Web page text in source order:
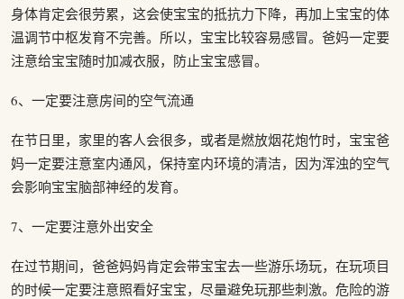
身体肯定会很劳累，这会使宝宝的抵抗力下降，再加上宝宝的体
温调节中枢发育不完善。所以，宝宝比较容易感冒。爸妈一定要
注意给宝宝随时加减衣服，防止宝宝感冒。
6、一定要注意房间的空气流通
在节日里，家里的客人会很多，或者是燃放烟花炮竹时，宝宝爸
妈一定要注意室内通风，保持室内环境的清洁，因为浑浊的空气
会影响宝宝脑部神经的发育。
7、一定要注意外出安全
在过节期间，爸爸妈妈肯定会带宝宝去一些游乐场玩，在玩项目
的时候一定要注意照看好宝宝，尽量避免玩那些刺激。危险的游